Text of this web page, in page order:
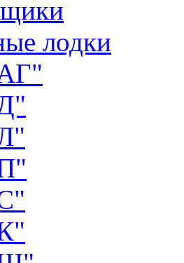
лодки